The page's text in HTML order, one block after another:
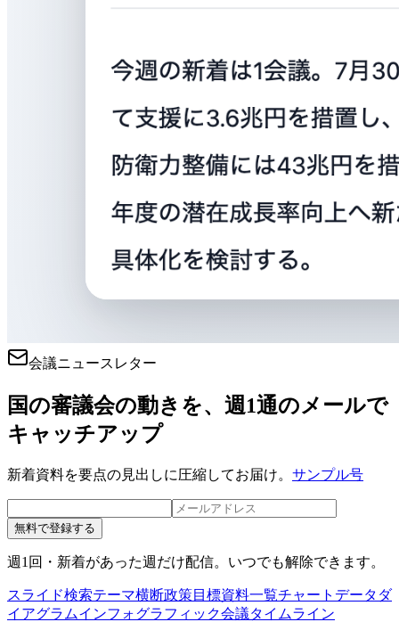
会議ニュースレター
国の審議会の動きを、週1通のメールで
キャッチアップ
新着資料を要点の見出しに圧縮してお届け。 サンプル号
無料で登録する
週1回・新着があった週だけ配信。いつでも解除できます。
スライド検索テーマ横断政策目標資料一覧チャートデータ ダ
イアグラムインフォグラフィック会議タイムライン